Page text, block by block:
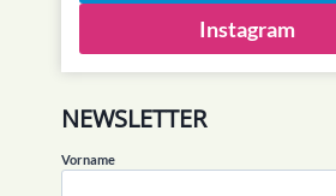
Instagram
NEWSLETTER
Vorname